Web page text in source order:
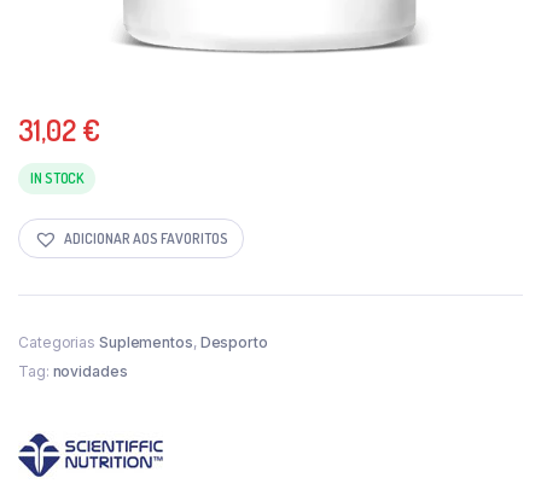
31,02€
IN STOCK
ADICIONAR AOS FAVORITOS
Categorias Suplementos, Desporto
Tag: novidades